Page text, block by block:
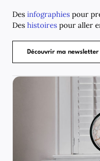
Des infographies pour
Des histoires pour aller
Découvrir ma newsletter